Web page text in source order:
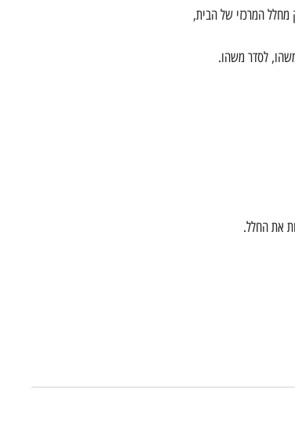
מחלל המרכזי של הבית,
לסדר משהו.
את החלל.